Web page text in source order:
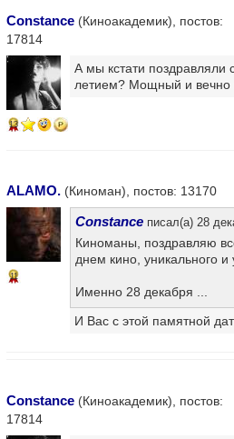
Constance (Киноакадемик), постов:
17814
13
А мы кстати поздравляли
летием? Мощный и вечно
ALAMO. (Киноман), постов: 13170
11
Constance писал(а) 28
Киноманы, поздравляю
днем кино, уникального и
Именно 28 декабря ...
И Вас с этой памятной
Constance (Киноакадемик), постов:
17814